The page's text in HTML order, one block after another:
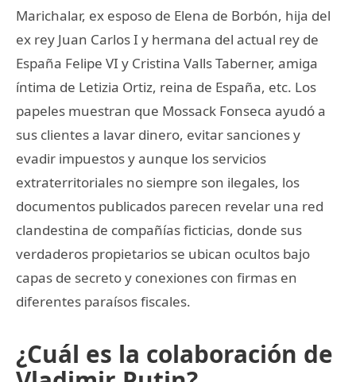
Marichalar, ex esposo de Elena de Borbón, hija del
ex rey Juan Carlos I y hermana del actual rey de
España Felipe VI y Cristina Valls Taberner, amiga
íntima de Letizia Ortiz, reina de España, etc. Los
papeles muestran que Mossack Fonseca ayudó a
sus clientes a lavar dinero, evitar sanciones y
evadir impuestos y aunque los servicios
extraterritoriales no siempre son ilegales, los
documentos publicados parecen revelar una red
clandestina de compañías ficticias, donde sus
verdaderos propietarios se ubican ocultos bajo
capas de secreto y conexiones con firmas en
diferentes paraísos fiscales.
¿Cuál es la colaboración de